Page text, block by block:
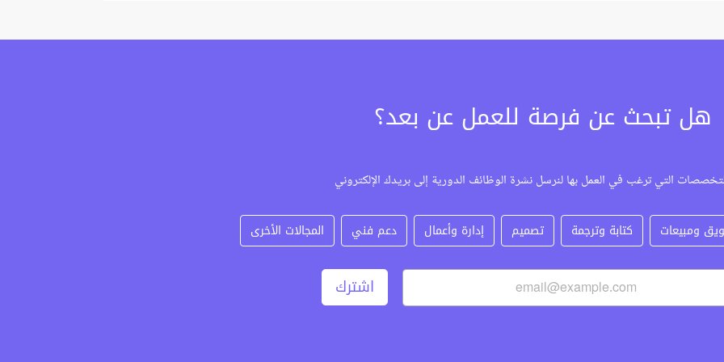
هل تبحث عن فرصة للعمل عن بعد؟
التي ترغب في العمل بها لنرسل نشرة الوظائف الدورية إلى بريدك الإلكتروني
ومبيعات كتابة وترجمة تصميم إدارة وأعمال دعم فني المجالات الأخرى
اشترك